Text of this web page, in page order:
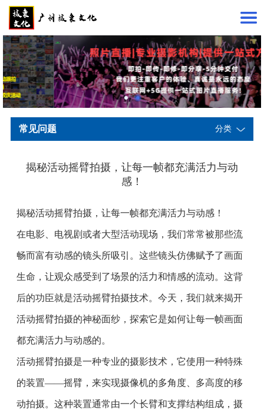
常见问题 分类
揭秘活动摇臂拍摄，让每一帧都充满活力与动
感！
揭秘活动摇臂拍摄，让每一帧都充满活力与动感！
在电影、电视剧或者大型活动现场，我们常常被那些流
畅而富有动感的镜头所吸引。这些镜头仿佛赋予了画面
生命，让观众感受到了场景的活力和情感的流动。这背
后的功臣就是活动摇臂拍摄技术。今天，我们就来揭开
活动摇臂拍摄的神秘面纱，探索它是如何让每一帧画面
都充满活力与动感的。
活动摇臂拍摄是一种专业的摄影技术，它使用一种特殊
的装置——摇臂，来实现摄像机的多角度、多高度的移
动拍摄。这种装置通常由一个长臂和支撑结构组成，摄